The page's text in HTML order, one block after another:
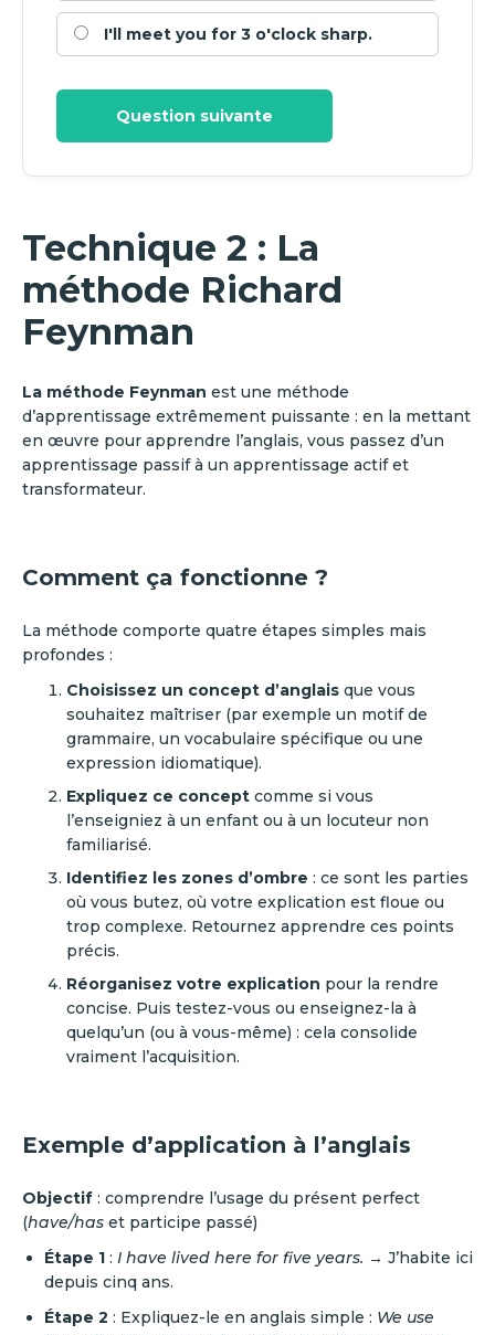
I'll meet you for 3 o'clock sharp.
Question suivante
Technique 2 : La
méthode Richard
Feynman
La méthode Feynman est une méthode
d’apprentissage extrêmement puissante : en la mettant
en œuvre pour apprendre l’anglais, vous passez d’un
apprentissage passif à un apprentissage actif et
transformateur.
Comment ça fonctionne ?
La méthode comporte quatre étapes simples mais
profondes :
Choisissez un concept d’anglais que vous
souhaitez maîtriser (par exemple un motif de
grammaire, un vocabulaire spécifique ou une
expression idiomatique).
Expliquez ce concept comme si vous
l’enseigniez à un enfant ou à un locuteur non
familiarisé.
Identifiez les zones d’ombre : ce sont les parties
où vous butez, où votre explication est floue ou
trop complexe. Retournez apprendre ces points
précis.
Réorganisez votre explication pour la rendre
concise. Puis testez-vous ou enseignez-la à
quelqu’un (ou à vous-même) : cela consolide
vraiment l’acquisition.
Exemple d’application à l’anglais
Objectif : comprendre l’usage du présent perfect
(have/has et participe passé)
Étape 1 : I have lived here for five years. → J’habite ici
depuis cinq ans.
Étape 2 : Expliquez-le en anglais simple : We use